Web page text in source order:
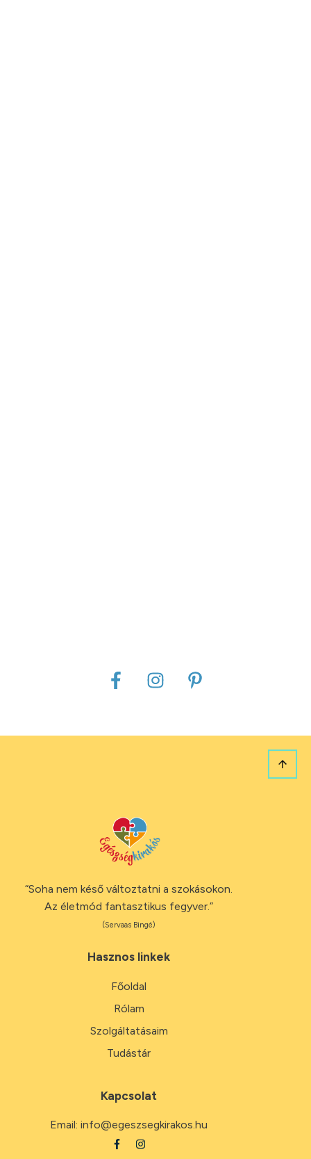
“Soha nem késő változtatni a szokásokon.
Az életmód fantasztikus fegyver.”
(Servaas Bingé)
Hasznos linkek
Főoldal
Rólam
Szolgáltatásaim
Tudástár
Kapcsolat
Email: info@egeszsegkirakos.hu